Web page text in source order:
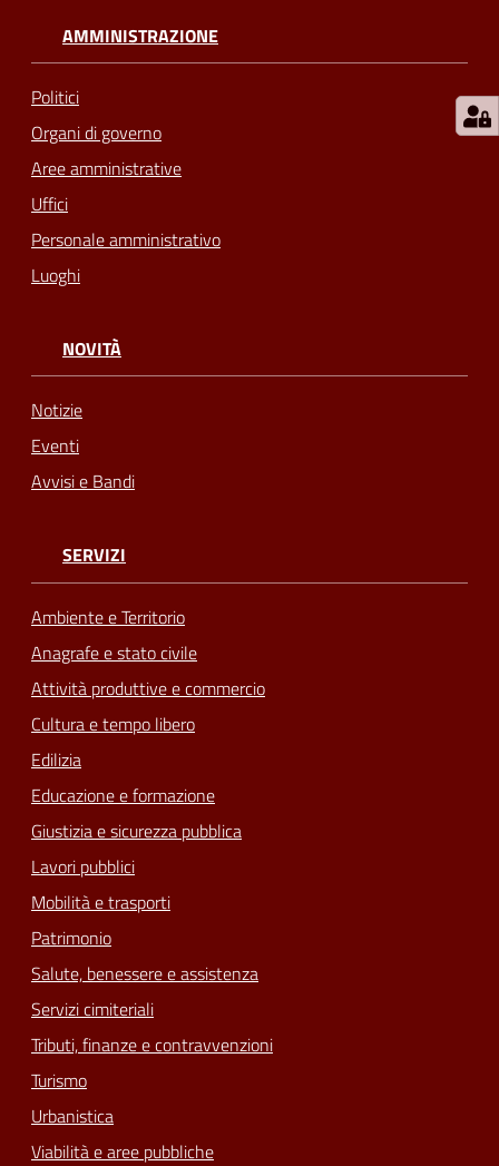
AMMINISTRAZIONE
Politici
Organi di governo
Aree amministrative
Uffici
Personale amministrativo
Luoghi
NOVITÀ
Notizie
Eventi
Avvisi e Bandi
SERVIZI
Ambiente e Territorio
Anagrafe e stato civile
Attività produttive e commercio
Cultura e tempo libero
Edilizia
Educazione e formazione
Giustizia e sicurezza pubblica
Lavori pubblici
Mobilità e trasporti
Patrimonio
Salute, benessere e assistenza
Servizi cimiteriali
Tributi, finanze e contravvenzioni
Turismo
Urbanistica
Viabilità e aree pubbliche